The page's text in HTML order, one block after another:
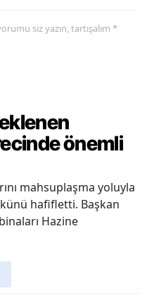
siz yazın, tartışalım *
önemli
mahsuplaşma yoluyla
hafifletti. Başkan
Hazine